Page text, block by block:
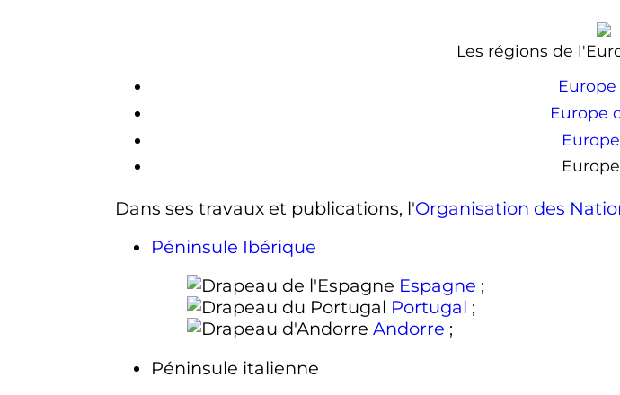
Les régions de
Europe
Dans ses travaux et publications, l'Organisation des
Péninsule Ibérique
Espagne ;
Portugal ;
Andorre ;
Péninsule italienne